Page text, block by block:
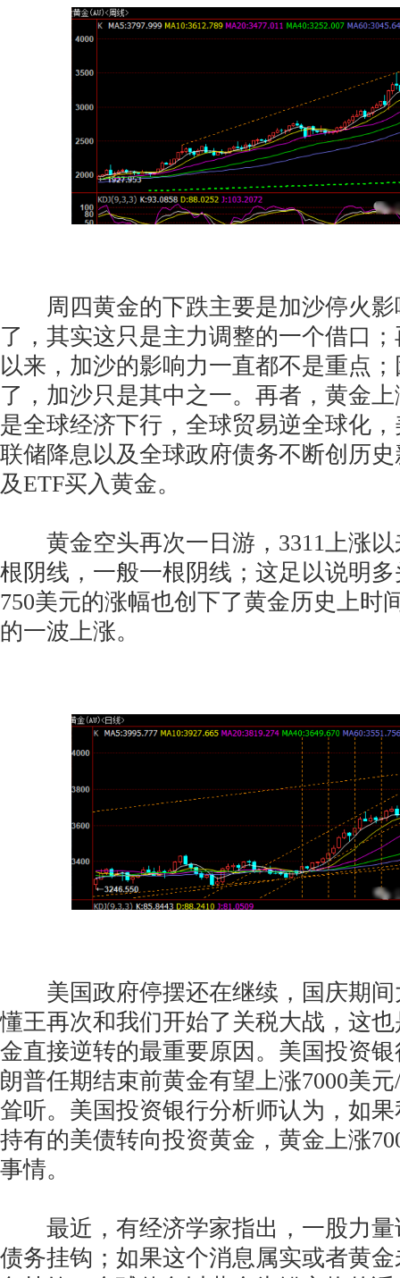
周四黄金的下跌主要是加沙停火影
了，其实这只是主力调整的一个借口
以来，加沙的影响力一直都不是重点
了，加沙只是其中之一。再者，黄金
是全球经济下行，全球贸易逆全球化
联储降息以及全球政府债务不断创历
及ETF买入黄金。
黄金空头再次一日游，3311上涨以
根阴线，一般一根阴线；这足以说明
750美元的涨幅也创下了黄金历史上时
的一波上涨。
美国政府停摆还在继续，国庆期间
懂王再次和我们开始了关税大战，这
金直接逆转的最重要原因。美国投资
朗普任期结束前黄金有望上涨7000美
耸听。美国投资银行分析师认为，如
持有的美债转向投资黄金，黄金上涨
事情。
最近，有经济学家指出，一股力量
债务挂钩；如果这个消息属实或者黄